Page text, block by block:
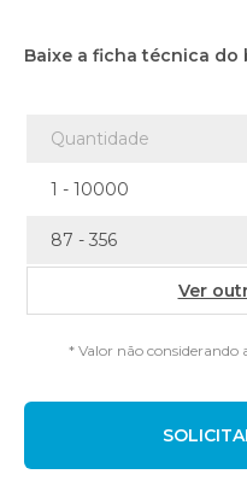
Baixe a ficha técnica do
Quantidade
1 - 10000
87 - 356
Ver
* Valor não considerando